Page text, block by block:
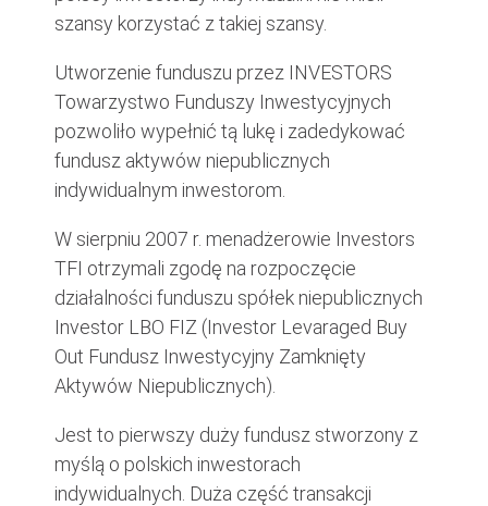
szansy korzystać z takiej szansy.
Utworzenie funduszu przez INVESTORS
Towarzystwo Funduszy Inwestycyjnych
pozwoliło wypełnić tą lukę i zadedykować
fundusz aktywów niepublicznych
indywidualnym inwestorom.
W sierpniu 2007 r. menadżerowie Investors
TFI otrzymali zgodę na rozpoczęcie
działalności funduszu spółek niepublicznych
Investor LBO FIZ (Investor Levaraged Buy
Out Fundusz Inwestycyjny Zamknięty
Aktywów Niepublicznych).
Jest to pierwszy duży fundusz stworzony z
myślą o polskich inwestorach
indywidualnych. Duża część transakcji